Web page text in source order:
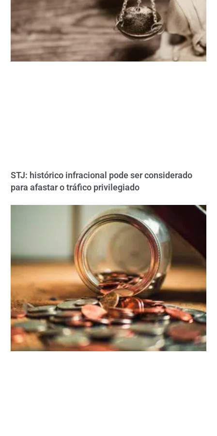
STJ: histórico infracional pode ser considerado
para afastar o tráfico privilegiado